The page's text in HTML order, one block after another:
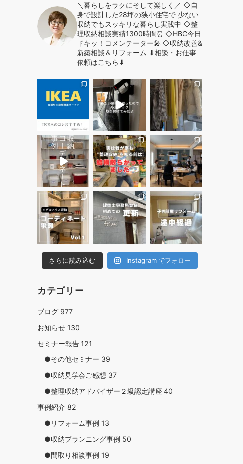
＼暮らしをラクにそして楽しく／ ◇自
身で設計した28坪の狭小住宅で 少ない
収納でもスッキリな暮らし実践中 ◇整
理収納相談実績1300時間⏰ ◇HBC今日
ドキッ！コメンテーター🎤 ◇収納改善&
新築相談＆リフォーム ⬇︎相談・お仕事
依頼はこちら⬇︎
さらに読み込む Instagram でフォロー
カテゴリー
ブログ 977
お知らせ 130
セミナー報告 121
●その他セミナー 39
●収納見学会ご感想 37
●整理収納アドバイザー２級認定講座 40
事例紹介 82
●リフォーム事例 13
●収納プランニング事例 50
●間取り相談事例 19